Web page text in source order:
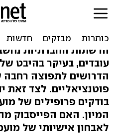
אני אציץ
אקבל אותך
הרשתות החברתיות
עובדים, בעיקר בהיבט
הדרושים לתפוצה רחבה
פוטנציאליים. לצד זאת
בודקים פרופילים של
המיון. האם הפייסבוק
לאבחון אישיותי של